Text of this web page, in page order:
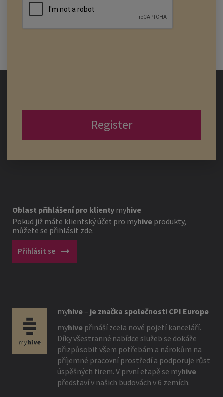
Register
Oblast přihlášení pro klienty myhive
Pokud již máte klientský účet pro myhive produkty,
můžete se přihlásit zde.
Přihlásit se arrow_right_alt
myhive– je značka společnosti CPI Europe
myhive přináší zcela nové pojetí kanceláří.
Díky všestranné nabídce služeb se dokáže
přizpůsobit všem potřebám a nárokům na
příjemné pracovní prostředí a podporuje růst
úspěšných firem. V první etapě se myhive
představí v našich budovách v 6 zemích.